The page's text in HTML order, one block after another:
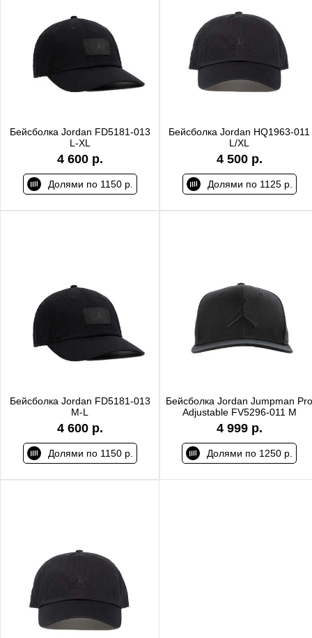
Бейсболка Jordan FD5181-013
L-XL
4 600 р.
Долями по 1150 р.
Бейсболка Jordan HQ1963-011
L/XL
4 500 р.
Долями по 1125 р.
Бейсболка Jordan FD5181-013
M-L
4 600 р.
Долями по 1150 р.
Бейсболка Jordan Jumpman Pro
Adjustable FV5296-011 M
4 999 р.
Долями по 1250 р.